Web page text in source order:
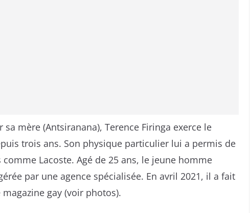
mère (Antsiranana), Terence Firinga exerce le
trois ans. Son physique particulier lui a permis de
Lacoste. Agé de 25 ans, le jeune homme
par une agence spécialisée. En avril 2021, il a fait
gay (voir photos).